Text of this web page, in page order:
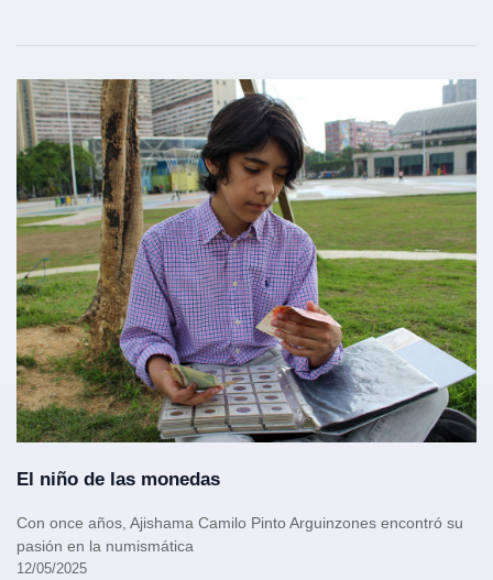
El niño de las monedas
Con once años, Ajishama Camilo Pinto Arguinzones encontró su
pasión en la numismática
12/05/2025